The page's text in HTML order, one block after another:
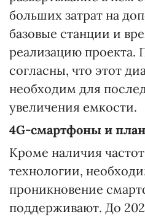
больших затрат на
базовые станции и
реализацию проекта.
согласны, что этот
необходим для
увеличения емкости.
4G-смартфоны и
Кроме наличия
технологии,
проникновение
поддерживают. До